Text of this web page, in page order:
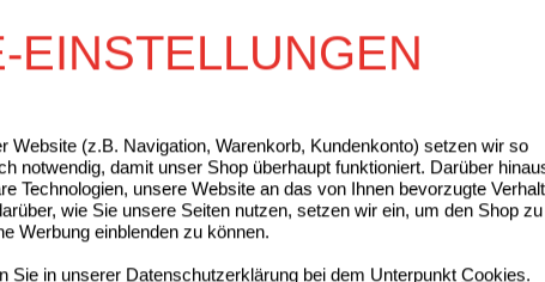
EINSTELLUNGEN
Website (z.B. Navigation, Warenkorb, Kundenkonto) setzen wir so
notwendig, damit unser Shop überhaupt funktioniert. Darüber
Technologien, unsere Website an das von Ihnen bevorzugte
wie Sie unsere Seiten nutzen, setzen wir ein, um den Shop zu
Werbung einblenden zu können.
Sie in unserer Datenschutzerklärung bei dem Unterpunkt Cookies.
UVP** 20,99 €
Unser Preis * 14,69 €
Sie sparen 6,30 €(30%)
Grundpreis
293,80 € pro 1 kg
Details
30%